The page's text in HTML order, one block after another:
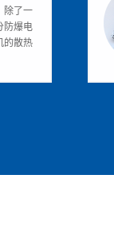
除了一
防爆电
的散热
...